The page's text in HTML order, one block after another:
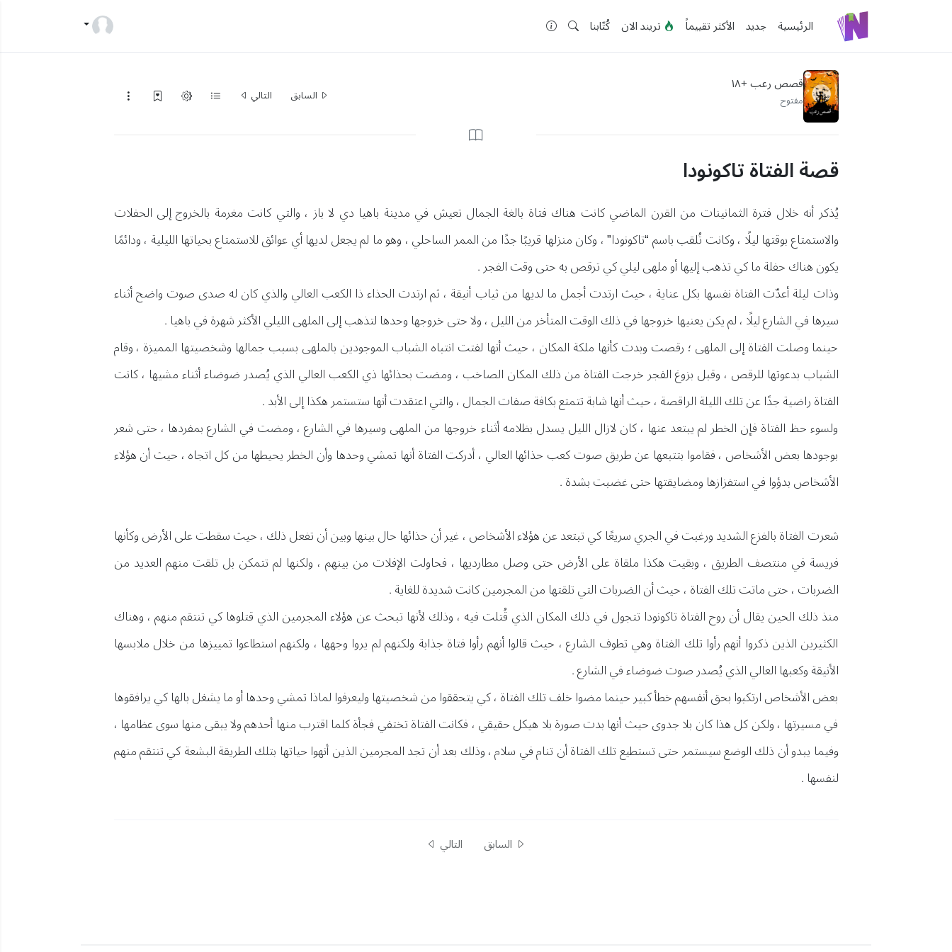
الرئيسية جديد الأكثر تقييماً تريند الان كُتّابنا
قصص رعب +١٨
مفتوح السابق التالي
قصة الفتاة تاكونودا
يُذكر أنه خلال فترة الثمانينات من القرن الماضي كانت هناك فتاة بالغة الجمال تعيش في مدينة باهيا دي لا باز ، والتي كانت مغرمة بالخروج إلى الحفلات
والاستمتاع بوقتها ليلًا ، وكانت تُلقب باسم “تاكونودا” ، وكان منزلها قريبًا جدًا من الممر الساحلي ، وهو ما لم يجعل لديها أي عوائق للاستمتاع بحياتها الليلية ، ودائمًا
يكون هناك حفلة ما كي تذهب إليها أو ملهى ليلي كي ترقص به حتى وقت الفجر .
وذات ليلة أعدّت الفتاة نفسها بكل عناية ، حيث ارتدت أجمل ما لديها من ثياب أنيقة ، ثم ارتدت الحذاء ذا الكعب العالي والذي كان له صدى صوت واضح أثناء
سيرها في الشارع ليلًا ، لم يكن يعنيها خروجها في ذلك الوقت المتأخر من الليل ، ولا حتى خروجها وحدها لتذهب إلى الملهى الليلي الأكثر شهرة في باهيا .
حينما وصلت الفتاة إلى الملهى ؛ رقصت وبدت كأنها ملكة المكان ، حيث أنها لفتت انتباه الشباب الموجودين بالملهى بسبب جمالها وشخصيتها المميزة ، وقام
الشباب بدعوتها للرقص ، وقبل بزوغ الفجر خرجت الفتاة من ذلك المكان الصاخب ، ومضت بحذائها ذي الكعب العالي الذي يُصدر ضوضاء أثناء مشيها ، كانت
الفتاة راضية جدًا عن تلك الليلة الراقصة ، حيث أنها شابة تتمتع بكافة صفات الجمال ، والتي اعتقدت أنها ستستمر هكذا إلى الأبد .
ولسوء حظ الفتاة فإن الخطر لم يبتعد عنها ، كان لازال الليل يسدل بظلامه أثناء خروجها من الملهى وسيرها في الشارع ، ومضت في الشارع بمفردها ، حتى شعر
بوجودها بعض الأشخاص ، فقاموا بتتبعها عن طريق صوت كعب حذائها العالي ، أدركت الفتاة أنها تمشي وحدها وأن الخطر يحيطها من كل اتجاه ، حيث أن هؤلاء
الأشخاص بدؤوا في استفزازها ومضايقتها حتى غضبت بشدة .
شعرت الفتاة بالفزع الشديد ورغبت في الجري سريعًا كي تبتعد عن هؤلاء الأشخاص ، غير أن حذائها حال بينها وبين أن تفعل ذلك ، حيث سقطت على الأرض وكأنها
فريسة في منتصف الطريق ، وبقيت هكذا ملقاة على الأرض حتى وصل مطارديها ، فحاولت الإفلات من بينهم ، ولكنها لم تتمكن بل تلقت منهم العديد من
الضربات ، حتى ماتت تلك الفتاة ، حيث أن الضربات التي تلقتها من المجرمين كانت شديدة للغاية .
منذ ذلك الحين يقال أن روح الفتاة تاكونودا تتجول في ذلك المكان الذي قُتلت فيه ، وذلك لأنها تبحث عن هؤلاء المجرمين الذي قتلوها كي تنتقم منهم ، وهناك
الكثيرين الذين ذكروا أنهم رأوا تلك الفتاة وهي تطوف الشارع ، حيث قالوا أنهم رأوا فتاة جذابة ولكنهم لم يروا وجهها ، ولكنهم استطاعوا تمييزها من خلال ملابسها
الأنيقة وكعبها العالي الذي يُصدر صوت ضوضاء في الشارع .
بعض الأشخاص ارتكبوا بحق أنفسهم خطأ كبير حينما مضوا خلف تلك الفتاة ، كي يتحققوا من شخصيتها وليعرفوا لماذا تمشي وحدها أو ما يشغل بالها كي يرافقوها
في مسيرتها ، ولكن كل هذا كان بلا جدوى حيث أنها بدت صورة بلا هيكل حقيقي ، فكانت الفتاة تختفي فجأة كلما اقترب منها أحدهم ولا يبقى منها سوى عظامها ،
وفيما يبدو أن ذلك الوضع سيستمر حتى تستطيع تلك الفتاة أن تنام في سلام ، وذلك بعد أن تجد المجرمين الذين أنهوا حياتها بتلك الطريقة البشعة كي تنتقم منهم
لنفسها .
السابق التالي